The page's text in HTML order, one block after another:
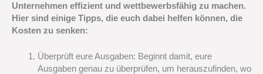
Unternehmen effizient und wettbewerbsfähig zu machen.
Hier sind einige Tipps, die euch dabei helfen können, die
Kosten zu senken:
Überprüft eure Ausgaben: Beginnt damit, eure
Ausgaben genau zu überprüfen, um herauszufinden, wo